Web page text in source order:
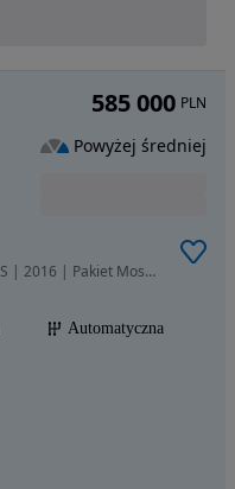
3800 cm3 • 560 KM • Porsche 911 Turbo S | 2016 | Pakiet Moshammer Carb
Automatyczna
585 000 PLN
Powyżej średniej